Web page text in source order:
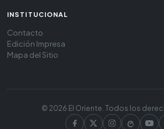
INSTITUCIONAL
Contacto
Edición Impresa
Mapa del Sitio
© 2026 El Oriente. Todos los